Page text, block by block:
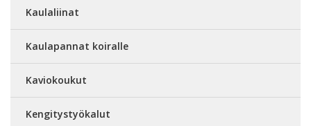
Kaulaliinat
Kaulapannat koiralle
Kaviokoukut
Kengitystyökalut